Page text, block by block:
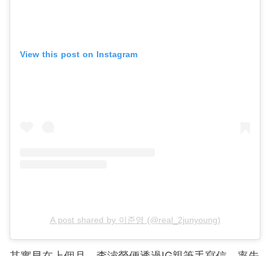
View this post on Instagram
A post shared by 이준영 (@real_2junyoung)